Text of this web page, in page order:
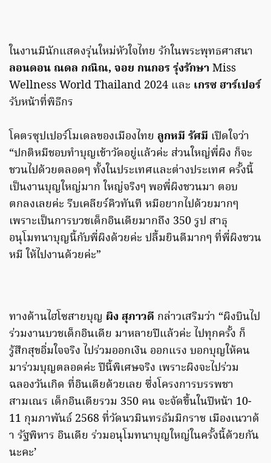
ในงานมีนักแสดงรุ่นใหม่หัวใจไทย รักในพระพุทธศาสนา
ลอนดอน ณดล กณิณ, จอย กนกอร รุ่งรักษาMiss
Wellness World Thailand 2024 และ เกรซ ฮาร์เปอร์
รับหน้าที่พิธีกร
โคตรซุปเปอร์โมเดลของเมืองไทย ลูกหมี รัศมี เปิดใจว่า
“ปกติหมีชอบทำบุญเข้าวัดอยู่แล้วค่ะ ส่วนใหญ่พี่ผิง ก็จะ
ชวนไปด้วยตลอดๆ ทั้งในประเทศและต่างประเทศ ครั้งนี้
เป็นงานบุญใหญ่มาก ใหญ่จริงๆ พอพี่ผิงชวนมา ตอบ
ตกลงเลยค่ะ รีบเคลียร์คิวทันที หมีอยากไปด้วยมากๆ
เพราะเป็นการบวชเด็กอินเดียมากถึง 350 รูป สาธุ
อนุโมทนาบุญนี้กับพี่ผิงด้วยค่ะ ปลื้มยินดีมากๆ ที่พี่ผิงชวน
หมี ให้ไปงานด้วยค่ะ”
ทางด้านไฮโซสายบุญ ผิง สุภาวดี กล่าวเสริมว่า “ผิงบินไป
ร่วมงานบวชเด็กอินเดีย มาหลายปีแล้วค่ะ ไปทุกครั้ง ก็
รู้สึกสุขอิ่มใจจริง ไปร่วมออกเงิน ออกแรง บอกบุญให้คน
มาร่วมบุญตลอดค่ะ ปีนี้พิเศษจริง เพราะผิงจะไปร่วม
ฉลองวันเกิด ที่อินเดียด้วยเลย ซึ่งโครงการบรรพชา
สามเณร เด็กอินเดียรวม 350 คน จะจัดขึ้นในปีหน้า 10-
11 กุมภาพันธ์ 2568 ที่วัดนวมินทรธัมมิกราช เมืองเนวาด้
า รัฐพิหาร อินเดีย ร่วมอนุโมทนาบุญใหญ่ในครั้งนี้ด้วยกัน
นะคะ’